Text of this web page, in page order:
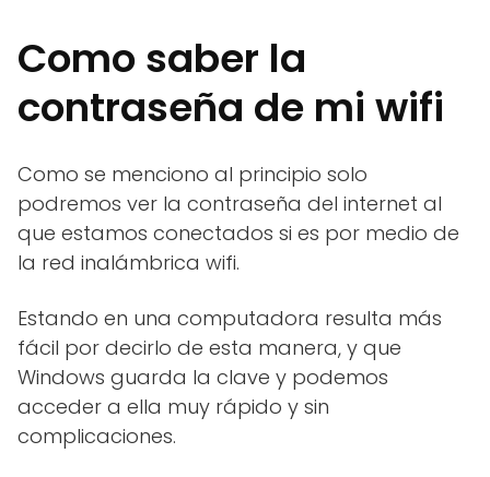
Como saber la
contraseña de mi wifi
Como se menciono al principio solo
podremos ver la contraseña del internet al
que estamos conectados si es por medio de
la red inalámbrica wifi.
Estando en una computadora resulta más
fácil por decirlo de esta manera, y que
Windows guarda la clave y podemos
acceder a ella muy rápido y sin
complicaciones.